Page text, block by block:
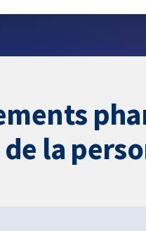
la